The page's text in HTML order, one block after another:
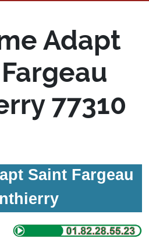
Adapt
77310
Saint Fargeau